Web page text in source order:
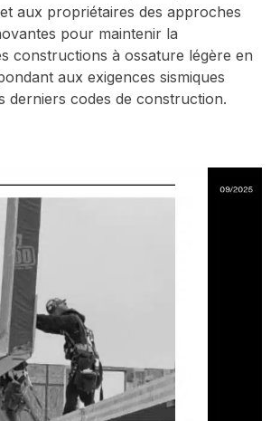
aux propriétaires des approches
pour maintenir la
constructions à ossature légère en
aux exigences sismiques
derniers codes de construction.